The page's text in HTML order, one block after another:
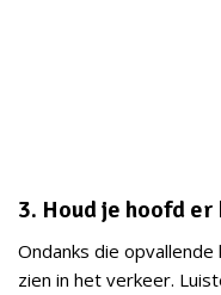
3. Houd je hoofd er
Ondanks die
zien in het verkeer.